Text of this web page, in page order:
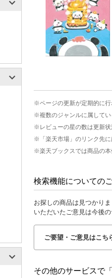
※ページの更新が定期的に行
※複数のジャンルに属してい
※レビューの星の数は更新状
※「楽天市場」のリンク先に
※楽天ブックスでは商品の
検索機能についての
お探しの商品は見つかり
いただいたご意見は今後
ご要望・ご意見はこち
その他のサービスで